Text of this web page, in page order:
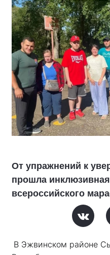
От упражнений к
прошла
всероссийского
В Эжвинском районе